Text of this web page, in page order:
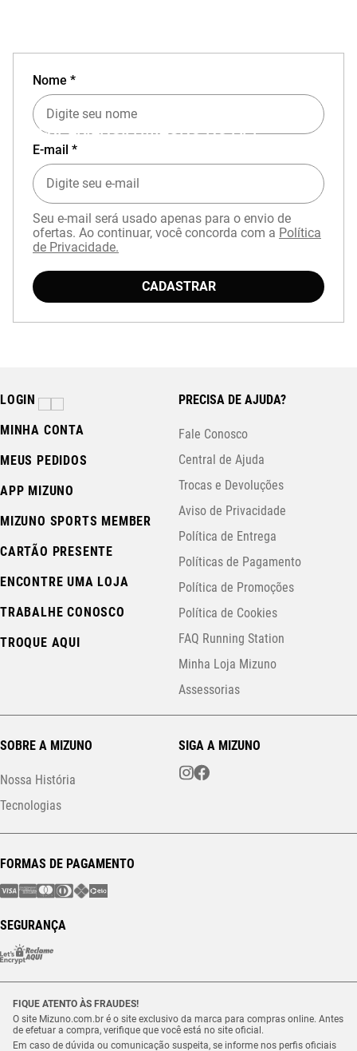
EXPERIÊNCIA MIZUNO NO APP
Baixe o aplicativo Mizuno e garanta
com cupom
APP15.
Nome *
E-mail *
Seu e-mail será usado apenas para o envio de
ofertas. Ao continuar, você concorda com a Política
de Privacidade.
CADASTRAR
LOGIN
MINHA CONTA
MEUS PEDIDOS
APP MIZUNO
MIZUNO SPORTS MEMBER
CARTÃO PRESENTE
ENCONTRE UMA LOJA
TRABALHE CONOSCO
TROQUE AQUI
PRECISA DE AJUDA?
Fale Conosco
Central de Ajuda
Trocas e Devoluções
Aviso de Privacidade
Política de Entrega
Políticas de Pagamento
Política de Promoções
Política de Cookies
FAQ Running Station
Minha Loja Mizuno
Assessorias
SOBRE A MIZUNO
Nossa História
Tecnologias
SIGA A MIZUNO
FORMAS DE PAGAMENTO
SEGURANÇA
FIQUE ATENTO ÀS FRAUDES!
O site Mizuno.com.br é o site exclusivo da marca para compras online. Antes
de efetuar a compra, verifique que você está no site oficial.
Em caso de dúvida ou comunicação suspeita, se informe nos perfis oficiais